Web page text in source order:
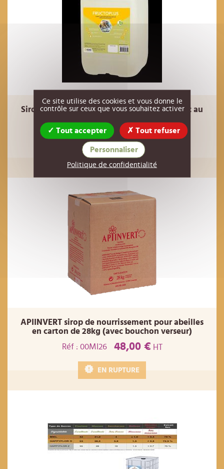
Sirop de nourrissement FRUCTOPLUS en vrac au
Réf : 00MI23
1,50 €HT
EN RUPTURE
APIINVERT sirop de nourrissement pour abeilles
en carton de 28kg (avec bouchon verseur)
Réf : 00MI26
48,00 € HT
EN RUPTURE
Ce site utilise des cookies et vous donne le
contrôle sur ceux que vous souhaitez activer
Tout accepter Tout refuser
Personnaliser
Politique de confidentialité